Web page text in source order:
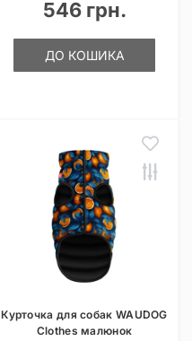
546 грн.
ДО КОШИКА
Курточка для собак WAUDOG
Clothes малюнок